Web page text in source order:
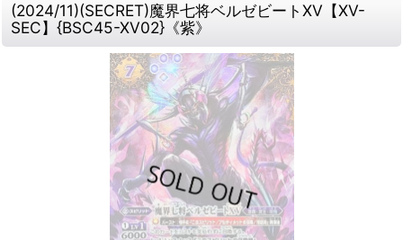
(2024/11)(SECRET)魔界七将ベルゼビートXV【XV-
SEC】{BSC45-XV02}《紫》